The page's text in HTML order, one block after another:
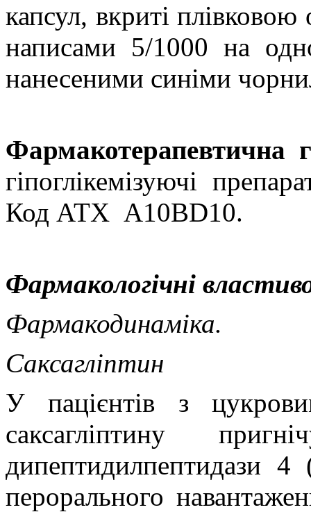
капсул, вкриті
написами 5/1000 на
нанесеними синіми
Фармакотерапевтична
гіпоглікемізуючі
Код АТХ А10ВD10.
Фармакологічні
Фармакодинаміка.
Саксагліптин
У пацієнтів з
саксагліптину
дипептидилпептидази
перорального